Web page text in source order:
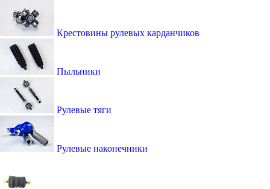
Крестовины рулевых карданчиков
Пыльники
Рулевые тяги
Рулевые наконечники